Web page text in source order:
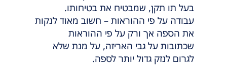
בעל תו תקן, שמבטיח את בטיחותו.
עבודה על פי ההוראות – חשוב מאוד לנקות
את הספה אך ורק על פי ההוראות
שכתובות על גבי האריזה, על מנת שלא
לגרום לנזק גדול יותר לספה.